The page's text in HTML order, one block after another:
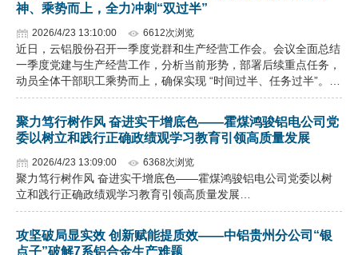
神、乘势而上，全力冲刺“双过半”
2026/4/23 13:10:00 6612次浏览
近日，云铝股份召开一季度党群和生产经营工作会。会议全面总结
一季度党建与生产经营工作，分析当前形势，部署后续重点任务，
动员全体干部职工乘势而上，确保实现 “时间过半、任务过半”。…
聚力笃行树作风 奋进实干增底色——霍煤鸿骏铝电公司党
委以树立和践行正确政绩观学习教育引领高质量发展
2026/4/23 13:09:00 6368次浏览
聚力笃行树作风 奋进实干增底色——霍煤鸿骏铝电公司党委以树
立和践行正确政绩观学习教育引领高质量发展…
攻坚破局显实效 创新赋能提质效——中铝贵州分公司“银
点子”破解7系铝合金生产难题